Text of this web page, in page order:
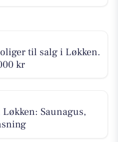
til salg i Løkken.
kr
Saunagus,